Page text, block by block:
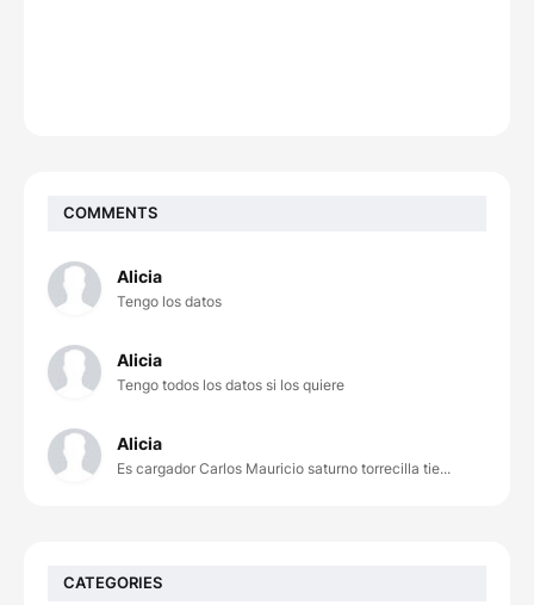
COMMENTS
Alicia
Tengo los datos
Alicia
Tengo todos los datos si los quiere
Alicia
Es cargador Carlos Mauricio saturno torrecilla tie...
CATEGORIES